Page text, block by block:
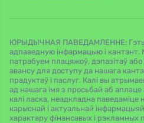
ЮРЫДЫЧНАЯ ПАВЕДАМЛЕННЕ: Гэты
адпаведную інфармацыю і
патрабуем плацяжоў, дэпазітаў
авансу для доступу да нашага
прадуктаў і паслуг. Калі вы
ад нашага імя з просьбай аб
калі ласка, неадкладна
карыснай і актуальнай
характару фінансавых і рэкламных